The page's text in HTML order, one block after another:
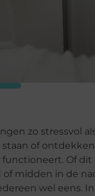
zo stressvol
of
Of dit
of midden in de
wel eens.